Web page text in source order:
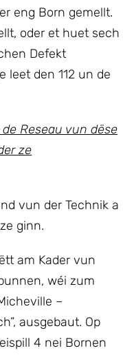
eng Born gemellt.
oder et huet sech
Defekt
leet den 112 un de
Reseau vun dëse
ze
vun der Technik a
ginn.
am Kader vun
wéi zum
–
ausgebaut. Op
4 nei Bornen